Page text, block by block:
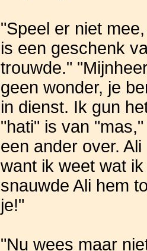
"Speel er niet
is een geschenk
trouwde."
geen wonder, je
in dienst. Ik gun
"hati" is van
een ander over.
want ik weet wat
snauwde Ali hem
je!"
"Nu wees maar